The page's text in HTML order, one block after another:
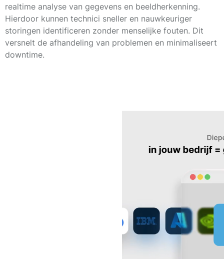
realtime analyse van gegevens en beeldherkenning.
Hierdoor kunnen technici sneller en nauwkeuriger
storingen identificeren zonder menselijke fouten. Dit
versnelt de afhandeling van problemen en minimaliseert
downtime.